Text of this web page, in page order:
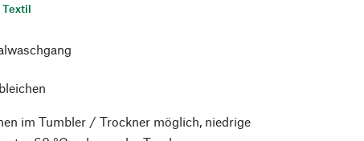
Textil
im Tumbler / Trockner möglich, niedrige